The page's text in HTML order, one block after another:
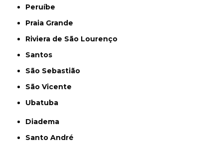
Peruíbe
Praia Grande
Riviera de São Lourenço
Santos
São Sebastião
São Vicente
Ubatuba
Diadema
Santo André